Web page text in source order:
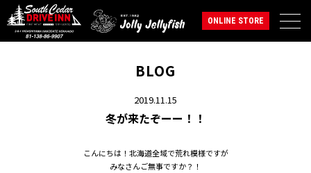
ONLINE STORE
BLOG
2019.11.15
冬が来たぞーー！！
こんにちは！北海道全域で荒れ模様ですが
みなさんご無事ですか？！